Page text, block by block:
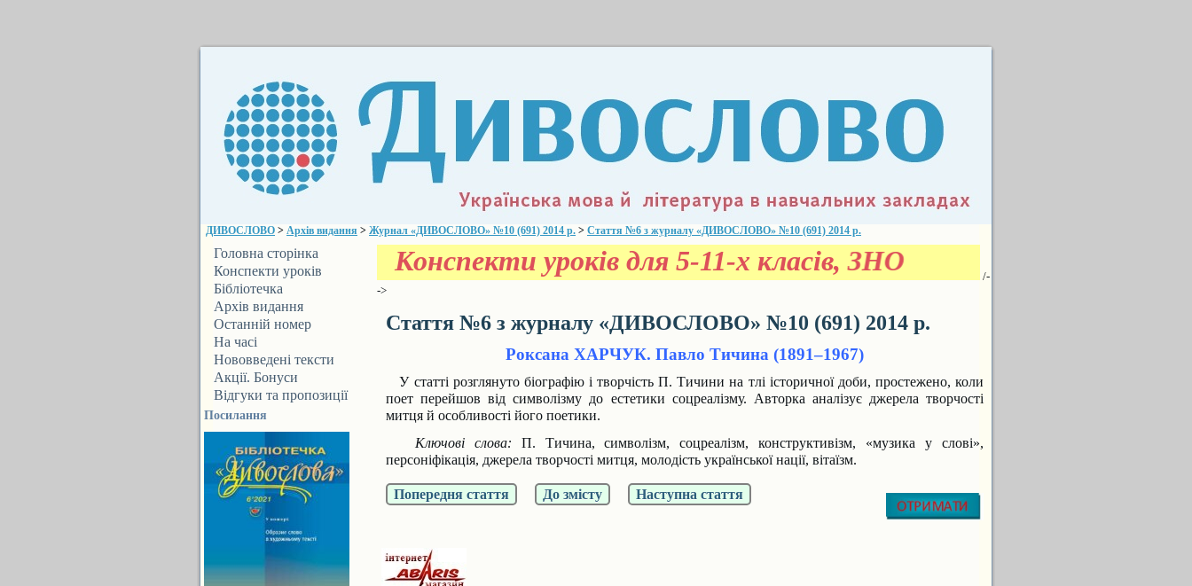
ДИВОСЛОВО > Архів видання > Журнал «ДИВОСЛОВО» №10 (691) 2014 р. > Стаття №6 з журналу «ДИВОСЛОВО» №10 (691) 2014 р.
Головна сторінка
Конспекти уроків
Бібліотечка
ДИВОСЛОВА
Архів видання
Останній номер
На часі
Нововведені тексти
Акції. Бонуси
Відгуки та пропозиції
Посилання
Конспекти уроків для 5-11-х класів, ЗНО
/-
->
Стаття №6 з журналу «ДИВОСЛОВО» №10 (691) 2014 р.
Роксана ХАРЧУК. Павло Тичина (1891–1967)
У статті розглянуто біографію і творчість П. Тичини на тлі історичної доби, простежено, коли
поет перейшов від символізму до естетики соцреалізму. Авторка аналізує джерела творчості
митця й особливості його поетики.
Ключові слова: П. Тичина, символізм, соцреалізм, конструктивізм, «музика у слові»,
персоніфікація, джерела творчості митця, молодість української нації, вітаїзм.
Попередня стаття До змісту Наступна стаття